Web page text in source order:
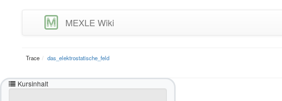
MEXLE Wiki
Trace das_elektrostatische_feld
Kursinhalt